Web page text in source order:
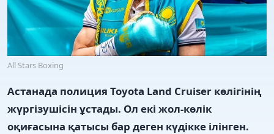
All Stars Boxing
Астанада полиция Toyota Land Cruiser көлігінің
жүргізушісін ұстады. Ол екі жол-көлік
оқиғасына қатысы бар деген күдікке ілінген.